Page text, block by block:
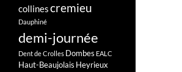
collinescremieu
Dauphiné
demi-journée
Dent de Crolles Dombes EALC
Haut-Beaujolais Heyrieux